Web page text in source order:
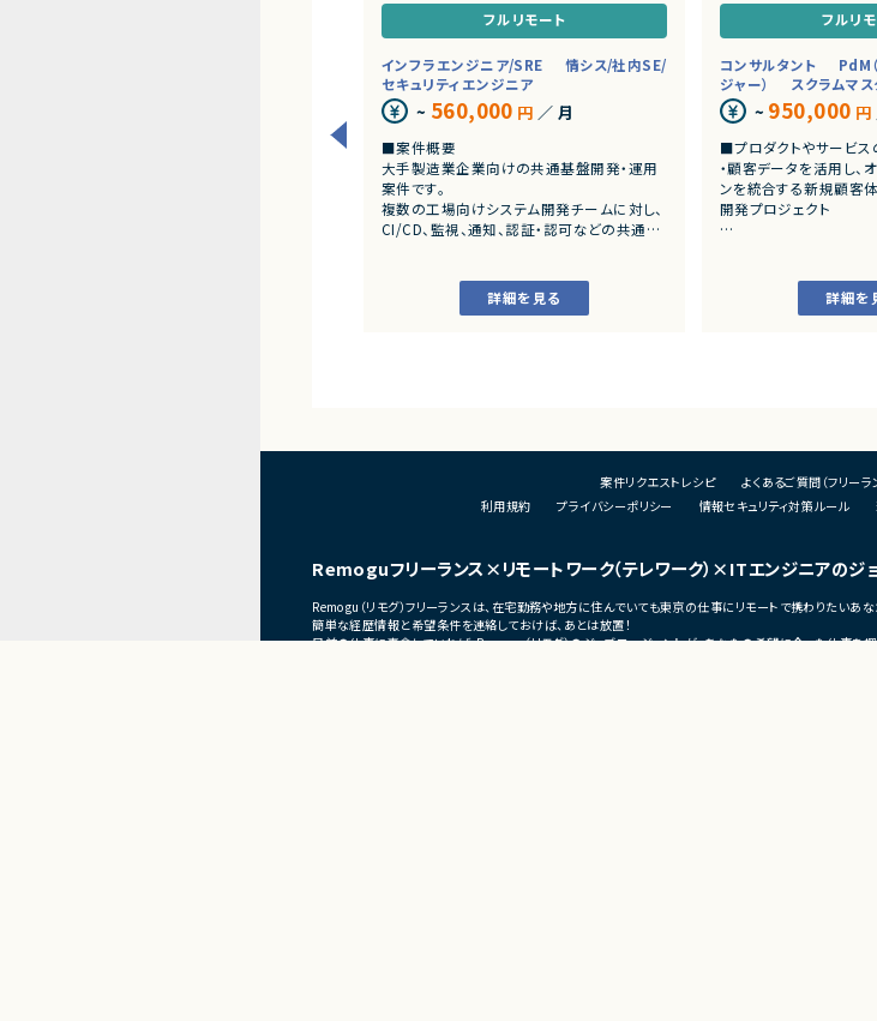
フルリモート
インフラエンジニア/SRE
情シス/社内SE/
セキュリティエンジニア
~ 560,000 円 ／ 月
■案件概要
大手製造業企業向けの共通基盤開発・運用
案件です。
複数の工場向けシステム開発チームに対し、
CI/CD、監視、通知、認証・認可などの共通機
・OSS製品の調査、技術検証、導入支援
・SREの観点からの信頼性向上施策の企画・
・開発チーム向けプラットフォームの改善お
■募集背景
および開発効率改善のため
詳細を見る
フルリ
コンサルタント
PdM
ジャー）
スクラムマス
~ 950,000 円
■プロダクトやサービス
・顧客データを活用し、
ンを統合する新規顧客
開発プロジェクト
クラムイベントの最適化
・自己組織化されたクロ
クログ管理支援
・非エンジニアPOへの
の翻訳支援
・ゴールやスコープの
・顧客体験を統合する新
立ち上げに伴う体制強
詳細を
案件リクエストレシピ よくあるご質問（フリーラ
利用規約
プライバシーポリシー 情報セキュリティ対策ルール
Remoguフリーランス×リモートワーク（テレワーク） ×ITエンジニアのジ
Remogu（リモグ）フリーランスは、在宅勤務や地方に住んでいても東京の仕事にリモートで携わりたいあ
簡単な経歴情報と希望条件を連絡しておけば、あとは放置！
目前の仕事に専念していれば、Remogu（リモグ）のジョブエージェントが、あなたの希望に合った仕事を